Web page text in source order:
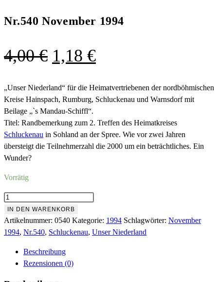
Nr.540 November 1994
4,00€ Ursprünglicher
war:
4,00 €
1,18 €Aktueller
ist:
1,18 €.
„Unser Niederland“ für die Heimatvertriebenen der nordböhmischen
Kreise Hainspach, Rumburg, Schluckenau und Warnsdorf mit
Beilage „`s Mandau-Schiffl“.
Titel: Randbemerkung zum 2. Treffen des Heimatkreises
Schluckenau in Sohland an der Spree. Wie vor zwei Jahren
übersteigt die Teilnehmerzahl die 2000 um ein beträchtliches. Ein
Wunder?
Vorrätig
Nr.540
November
1994
Menge
IN DEN WARENKORB
Artikelnummer: 0540 Kategorie: 1994 Schlagwörter: November
1994, Nr.540, Schluckenau, Unser Niederland
Beschreibung
Rezensionen (0)